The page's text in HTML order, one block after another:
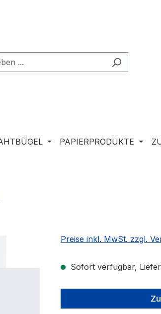
PAPIERPRODUKTE
Preise inkl. MwSt. zzgl.
Sofort verfügbar,